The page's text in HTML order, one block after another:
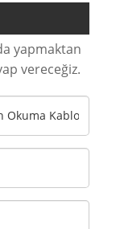
yapmaktan
vereceğiz.